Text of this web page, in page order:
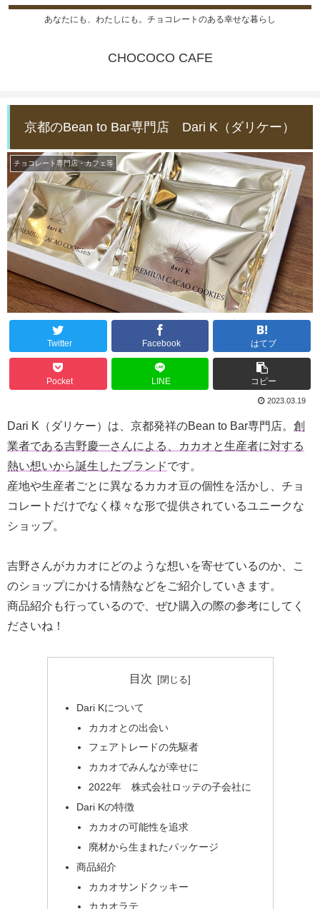
あなたにも、わたしにも。チョコレートのある幸せな暮らし
CHOCOCO CAFE
京都のBean to Bar専門店 Dari K（ダリケー）
チョコレート専門店・カフェ等
Twitter Facebook はてブ
Pocket LINE コピー
2023.03.19
Dari K（ダリケー）は、京都発祥のBean to Bar専門店。 創
業者である吉野慶一さんによる、カカオと生産者に対する
熱い想いから誕生したブランドです。
産地や生産者ごとに異なるカカオ豆の個性を活かし、チョ
コレートだけでなく様々な形で提供されているユニークな
ショップ。
吉野さんがカカオにどのような想いを寄せているのか、こ
のショップにかける情熱などをご紹介していきます。
商品紹介も行っているので、ぜひ購入の際の参考にしてく
ださいね！
目次
Dari Kについて
カカオとの出会い
フェアトレードの先駆者
カカオでみんなが幸せに
2022年 株式会社ロッテの子会社に
Dari Kの特徴
カカオの可能性を追求
廃材から生まれたパッケージ
商品紹介
カカオサンドクッキー
カカオラテ